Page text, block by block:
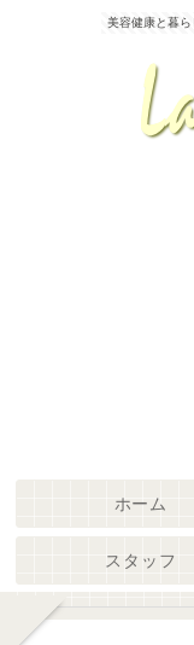
美容健康と暮ら
ホーム
スタッフ